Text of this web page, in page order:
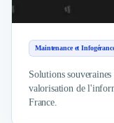
Maintenance et
Solutions
valorisation de
France.